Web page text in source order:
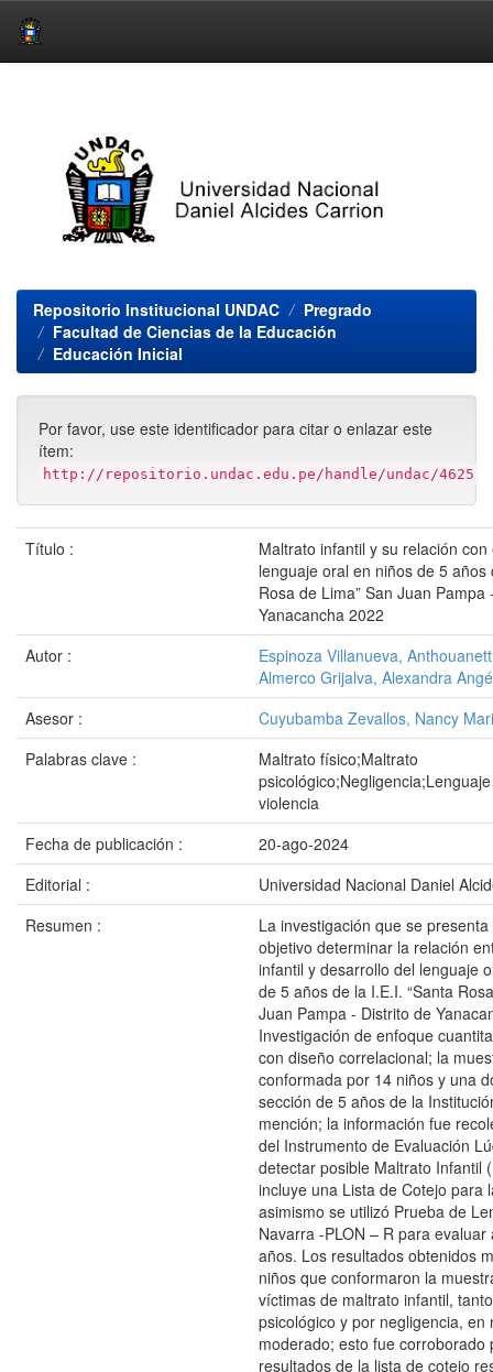
Repositorio Institucional UNDAC
Pregrado
Facultad de Ciencias de la Educación
Educación Inicial
Por favor, use este identificador para citar o enlazar este
ítem:
http://repositorio.undac.edu.pe/handle/undac/4625
Título :
Maltrato infantil y su relación
lenguaje oral en niños de 5 años
Rosa de Lima” San Juan Pampa
Yanacancha 2022
Autor :
Espinoza Villanueva,
Almerco Grijalva, Alexandra
Asesor :
Cuyubamba Zevallos, Nancy
Palabras clave :
Maltrato físico;Maltrato
violencia
Fecha de publicación :
20-ago-2024
Editorial :
Universidad Nacional Daniel
Resumen :
La investigación que se
objetivo determinar la relación
infantil y desarrollo del lenguaje
de 5 años de la I.E.I. “Santa
Juan Pampa - Distrito de
Investigación de enfoque
con diseño correlacional; la
conformada por 14 niños y una
sección de 5 años de la
mención; la información fue
del Instrumento de Evaluación
detectar posible Maltrato Infantil
incluye una Lista de Cotejo para
asimismo se utilizó Prueba de
Navarra -PLON – R para
años. Los resultados obtenidos
niños que conformaron la
víctimas de maltrato infantil,
psicológico y por negligencia, en
moderado; esto fue corroborado
resultados de la lista de cotejo